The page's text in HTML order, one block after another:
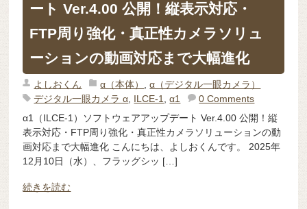
ート Ver.4.00 公開！縦表示対応・
FTP周り強化・真正性カメラソリュ
ーションの動画対応まで大幅進化
よしおくん α（本体） ,α（デジタル一眼カメラ）
デジタル一眼カメラ α ILCE-1 ,α1
0 Comments
α1（ILCE-1）ソフトウェアアップデート Ver.4.00 公開！縦
表示対応・FTP周り強化・真正性カメラソリューションの動
画対応まで大幅進化 こんにちは、よしおくんです。 2025年
12月10日（水）、フラッグシッ […]
続きを読む